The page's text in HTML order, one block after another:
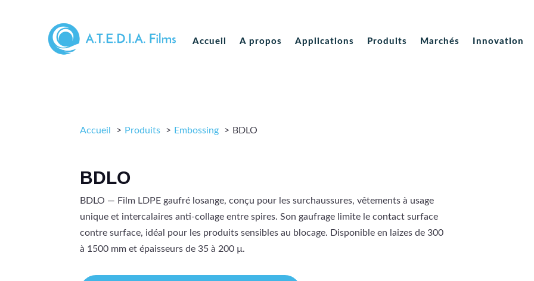
Accueil A propos Applications Produits Marchés Innovation
Accueil Produits Embossing BDLO
BDLO
BDLO — Film LDPE gaufré losange, conçu pour les surchaussures, vêtements à usage
unique et intercalaires anti-collage entre spires. Son gaufrage limite le contact surface
contre surface, idéal pour les produits sensibles au blocage. Disponible en laizes de 300
à 1500 mm et épaisseurs de 35 à 200 µ.